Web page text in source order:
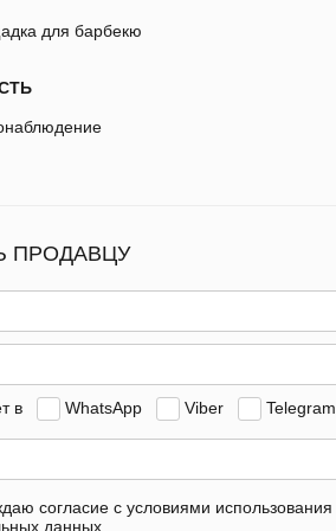
для барбекю
ПРОДАВЦУ
в WhatsApp Viber Telegram
согласие с условиями использования
данных